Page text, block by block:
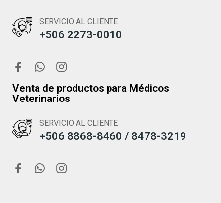
SERVICIO AL CLIENTE
+506 2273-0010
Venta de productos para Médicos
Veterinarios
SERVICIO AL CLIENTE
+506 8868-8460 / 8478-3219